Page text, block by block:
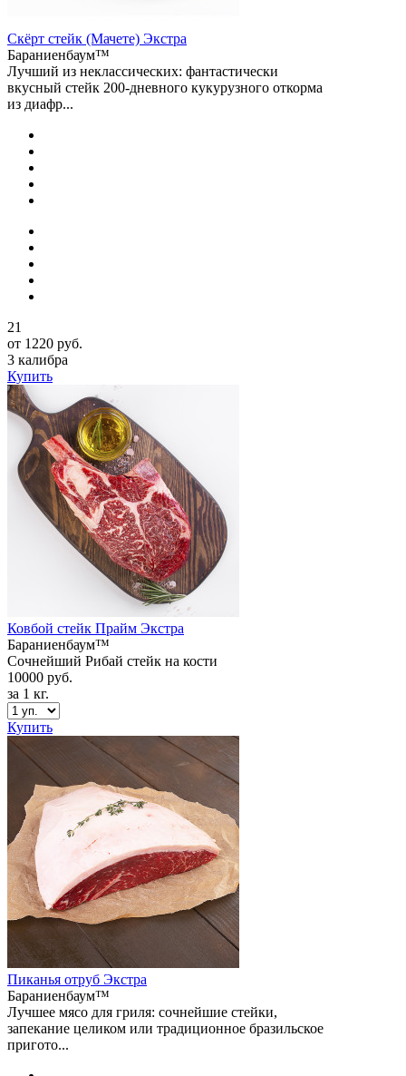
Скёрт стейк (Мачете) Экстра
Бараниенбаум™
Лучший из неклассических: фантастически
вкусный стейк 200-дневного кукурузного откорма
из диафр...
21
от 1220 руб.
3 калибра
Купить
Ковбой стейк Прайм Экстра
Бараниенбаум™
Сочнейший Рибай стейк на кости
10000 руб.
за 1 кг.
Купить
Пиканья отруб Экстра
Бараниенбаум™
Лучшее мясо для гриля: сочнейшие стейки,
запекание целиком или традиционное бразильское
пригото...